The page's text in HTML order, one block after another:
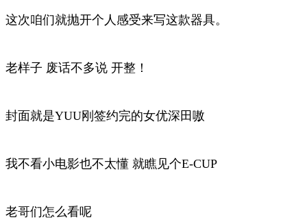
这次咱们就抛开个人感受来写这款器具。
老样子 废话不多说 开整！
封面就是YUU刚签约完的女优深田嗷
我不看小电影也不太懂 就瞧见个E-CUP
老哥们怎么看呢